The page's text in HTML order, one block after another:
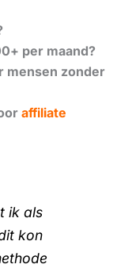
per maand?
mensen zonder
affiliate
ik als
kon